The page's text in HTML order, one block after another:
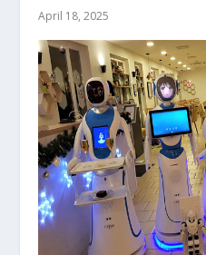
April 18, 2025